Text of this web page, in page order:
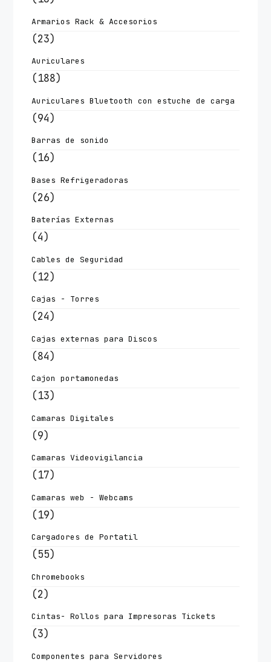
Armarios Rack & Accesorios
(23)
Auriculares
(188)
Auriculares Bluetooth con estuche de carga
(94)
Barras de sonido
(16)
Bases Refrigeradoras
(26)
Baterías Externas
(4)
Cables de Seguridad
(12)
Cajas - Torres
(24)
Cajas externas para Discos
(84)
Cajon portamonedas
(13)
Camaras Digitales
(9)
Camaras Videovigilancia
(17)
Camaras web - Webcams
(19)
Cargadores de Portatil
(55)
Chromebooks
(2)
Cintas- Rollos para Impresoras Tickets
(3)
Componentes para Servidores